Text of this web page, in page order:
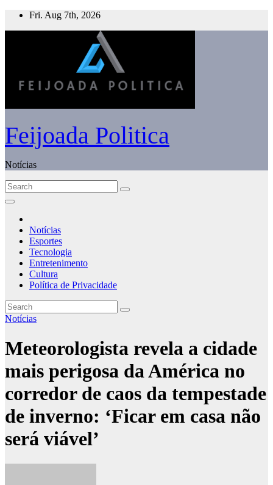
Skip
Fri. Aug 7th, 2026
Feijoada Politica
Notícias
Notícias
Esportes
Tecnologia
Entretenimento
Cultura
Política de Privacidade
Notícias
Meteorologista revela a cidade
mais perigosa da América no
corredor de caos da tempestade
de inverno: ‘Ficar em casa não
será viável’